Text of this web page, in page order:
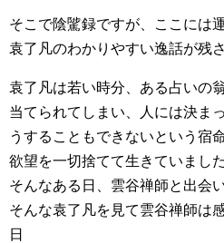
そこで陰騭録ですが、ここには
袁了凡のわかりやすい逸話が残
袁了凡は若い時分、ある占いの
当てられてしまい、人には決ま
うすることもできないという宿
欲望を一切捨てて生きていました
そんなある日、雲谷禅師と出会い
そんな袁了凡を見て雲谷禅師は
日